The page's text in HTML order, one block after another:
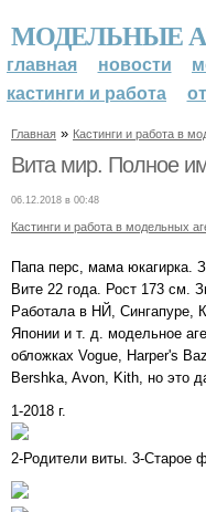
МОДЕЛЬНЫЕ
главная новости
кастинги и работа
Главная » Кастинги и работа в
Вита мир. Полное
06.12.2018 в 00:48
Кастинги и работа в модельных
Папа перс, мама юкагирка.
Вите 22 года. Рост 173 см.
Работала в НЙ, Сингапуре,
Японии и т. д. модельное
обложках Vogue, Harper's
Bershka, Avon, Kith, но это
1-2018 г.
2-Родители виты. 3-Старое